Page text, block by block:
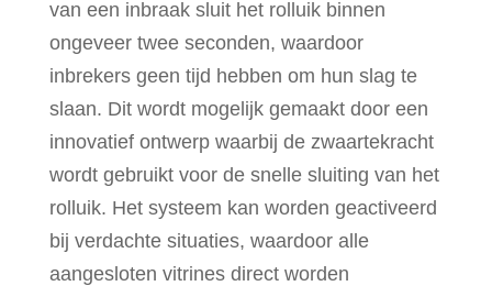
van een inbraak sluit het rolluik binnen
ongeveer twee seconden, waardoor
inbrekers geen tijd hebben om hun slag te
slaan. Dit wordt mogelijk gemaakt door een
innovatief ontwerp waarbij de zwaartekracht
wordt gebruikt voor de snelle sluiting van het
rolluik. Het systeem kan worden geactiveerd
bij verdachte situaties, waardoor alle
aangesloten vitrines direct worden